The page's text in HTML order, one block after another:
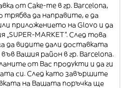
от Cake-me в гр. Barcelona,
да направите, е да
приложението на Glovo и да
MARKET”. След това
да видите дали доставката
Вашия район в гр. Barcelona.
от Вас продукти и да ги
си. След като завършите
на Вашата поръчка ще